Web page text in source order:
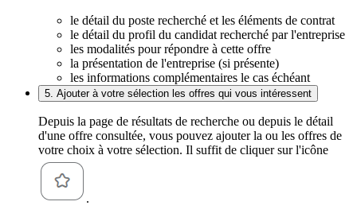
le détail du poste recherché et les éléments de contrat
le détail du profil du candidat recherché par l'entreprise
les modalités pour répondre à cette offre
la présentation de l'entreprise (si présente)
les informations complémentaires le cas échéant
5. Ajouter à votre sélection les offres qui vous intéressent
Depuis la page de résultats de recherche ou depuis le détail
d'une offre consultée, vous pouvez ajouter la ou les offres de
votre choix à votre sélection. Il suffit de cliquer sur l'icône
.